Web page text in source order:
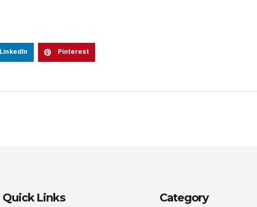
LinkedIn Pinterest
Quick Links Category